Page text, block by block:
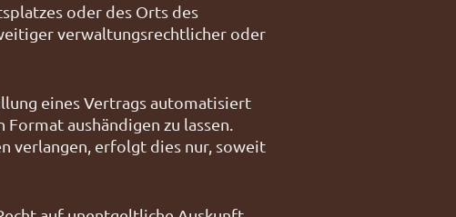
oder des Orts des
verwaltungsrechtlicher oder
eines Vertrags automatisiert
aushändigen zu lassen.
verlangen, erfolgt dies nur, soweit